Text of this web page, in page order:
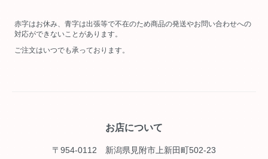
赤字はお休み、青字は出張等で不在のため商品の発送やお問い合わせへの
対応ができないことがあります。
ご注文はいつでも承っております。
お店について
〒954-0112 新潟県見附市上新田町502-23